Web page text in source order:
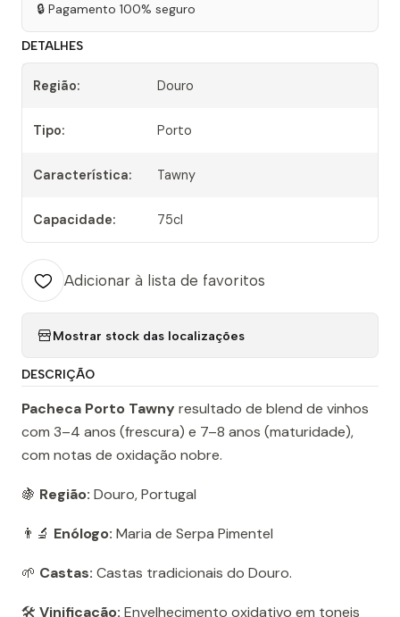
🔒 Pagamento 100% seguro
DETALHES
Região: Douro
Tipo: Porto
Característica: Tawny
Capacidade: 75cl
Adicionar à lista de favoritos
Mostrar stock das localizações
DESCRIÇÃO
Pacheca Porto Tawnyresultado de blend de vinhos
com 3–4 anos (frescura) e 7–8 anos (maturidade),
com notas de oxidação nobre.
🍇 Região: Douro, Portugal
👨‍🔬 Enólogo: Maria de Serpa Pimentel
🌱 Castas: Castas tradicionais do Douro.
🛠️ Vinificação: Envelhecimento oxidativo em toneis